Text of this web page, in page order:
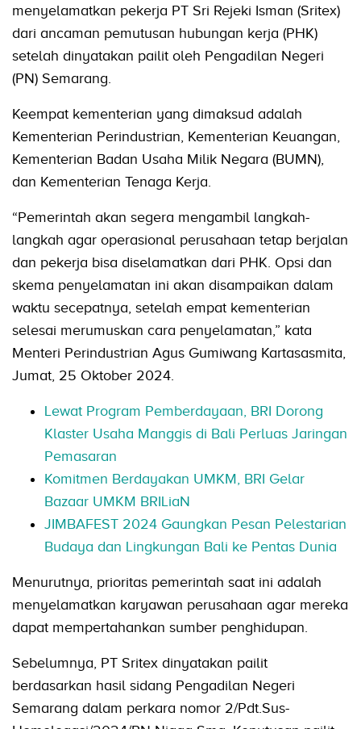
menyelamatkan pekerja PT Sri Rejeki Isman (Sritex)
dari ancaman pemutusan hubungan kerja (PHK)
setelah dinyatakan pailit oleh Pengadilan Negeri
(PN) Semarang.
Keempat kementerian yang dimaksud adalah
Kementerian Perindustrian, Kementerian Keuangan,
Kementerian Badan Usaha Milik Negara (BUMN),
dan Kementerian Tenaga Kerja.
“Pemerintah akan segera mengambil langkah-
langkah agar operasional perusahaan tetap berjalan
dan pekerja bisa diselamatkan dari PHK. Opsi dan
skema penyelamatan ini akan disampaikan dalam
waktu secepatnya, setelah empat kementerian
selesai merumuskan cara penyelamatan,” kata
Menteri Perindustrian Agus Gumiwang Kartasasmita,
Jumat, 25 Oktober 2024.
Lewat Program Pemberdayaan, BRI Dorong
Klaster Usaha Manggis di Bali Perluas Jaringan
Pemasaran
Komitmen Berdayakan UMKM, BRI Gelar
Bazaar UMKM BRILiaN
JIMBAFEST 2024 Gaungkan Pesan Pelestarian
Budaya dan Lingkungan Bali ke Pentas Dunia
Menurutnya, prioritas pemerintah saat ini adalah
menyelamatkan karyawan perusahaan agar mereka
dapat mempertahankan sumber penghidupan.
Sebelumnya, PT Sritex dinyatakan pailit
berdasarkan hasil sidang Pengadilan Negeri
Semarang dalam perkara nomor 2/Pdt.Sus-